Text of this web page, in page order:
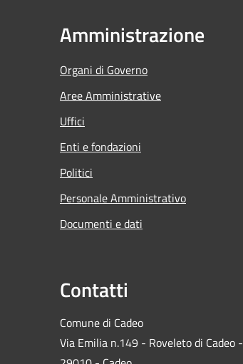
Amministrazione
Organi di Governo
Aree Amministrative
Uffici
Enti e fondazioni
Politici
Personale Amministrativo
Documenti e dati
Contatti
Comune di Cadeo
Via Emilia n.149 - Roveleto di Cadeo -